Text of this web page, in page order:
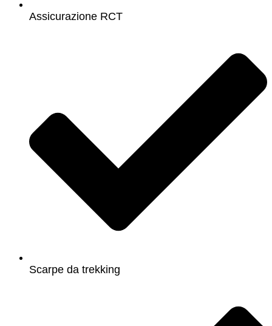
Assicurazione RCT
Scarpe da trekking